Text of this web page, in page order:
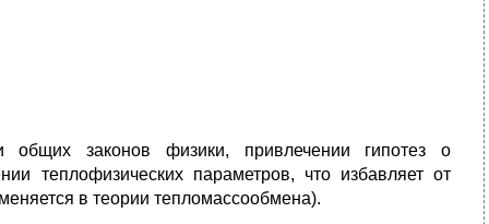
общих законов физики, привлечении гипотез о
теплофизических параметров, что избавляет от
в теории тепломассообмена).